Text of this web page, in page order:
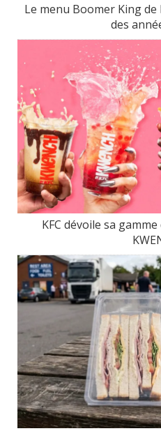
Le menu Boomer King
des
KFC dévoile sa